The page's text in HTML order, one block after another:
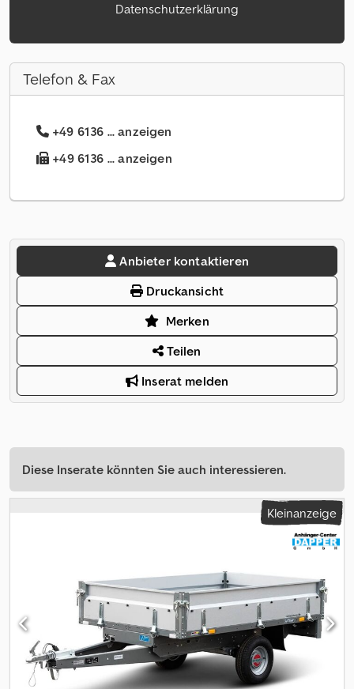
Datenschutzerklärung
Telefon & Fax
+49 6136 ... anzeigen
+49 6136 ... anzeigen
Anbieter kontaktieren
Druckansicht
Merken
Teilen
Inserat melden
Diese Inserate könnten Sie auch interessieren.
Kleinanzeige